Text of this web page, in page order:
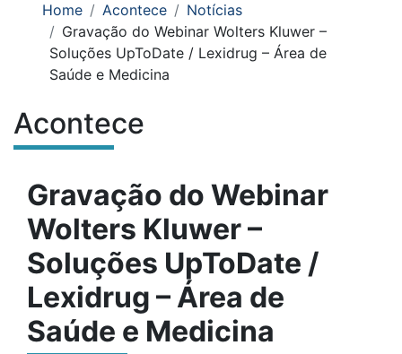
Home Acontece
Notícias
Gravação do Webinar Wolters Kluwer –
Soluções UpToDate / Lexidrug – Área de
Saúde e Medicina
Conteúdo do site
Acontece
Gravação do Webinar
Wolters Kluwer –
Soluções UpToDate /
Lexidrug – Área de
Saúde e Medicina